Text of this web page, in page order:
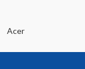
Acer